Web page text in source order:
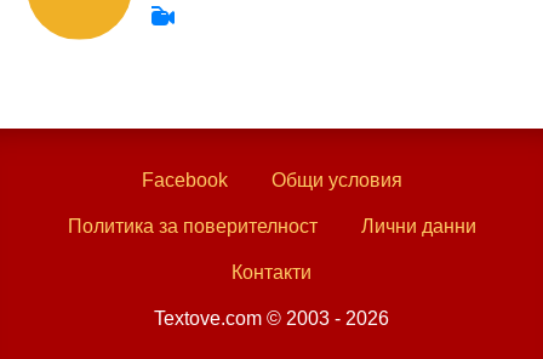
Facebook Общи условия
Политика за поверителност Лични данни
Контакти
Textove.com © 2003 - 2026